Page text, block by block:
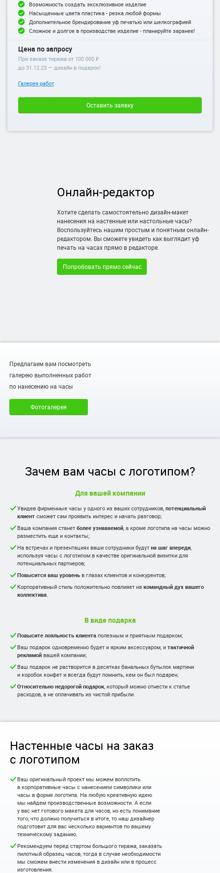
Возможность создать эксклюзивное изделие
Насыщенные цвета пластика - резка любой формы
Дополнительное брендирование уф печатью или шелкографией
Сложное и долгое в производстве изделие - планируйте заранее!
Цена по запросу
При заказе тиража от 100 000 ₽
до 31.12.23 — дизайн в подарок!
Галерея работ
Оставить заявку
Онлайн-редактор
Хотите сделать самостоятельно дизайн-макет
нанесения на настенные или настольные часы?
Воспользуйтесь нашим простым и понятным онлайн-
редактором. Вы сможете увидеть как выглядит уф
печать на часах прямо в редакторе.
Попробовать прямо сейчас
Предлагаем вам посмотреть
галерею выполненных работ
по нанесению на часы
Фотогалерея
Зачем вам часы с логотипом?
Для вашей компании
Увидев фирменные часы у одного из ваших сотрудников, потенциальный
клиент сможет сам проявить интерес и начать разговор;
Ваша компания станет более узнаваемой, а кроме логотипа на часы можно
разместить еще и контакты;
На встречах и презентациях ваши сотрудники будут на шаг впереди,
используя часы с логотипом в качестве оригинальной визитки для
потенциальных партнеров;
Повысится ваш уровень в глазах клиентов и конкурентов;
Корпоративный стиль положительно повлияет на командный дух вашего
коллектива.
В виде подарка
Повысите лояльность клиента полезным и приятным подарком;
Ваш подарок одновременно будет и ярким аксессуаром, и тактичной
рекламой вашей компании;
Ваш подарок не растворится в десятках банальных бутылок мартини
и коробок конфет и всегда будут помнить, кем он был подарен;
Относительно недорогой подарок, который можно отнести к статье
расходов, а не оплачивать из чистой прибыли.
Настенные часы на заказ
с логотипом
Ваш оригинальный проект мы можем воплотить
в корпоративные часы с нанесением символики или
часы в форме логотипа. На любую креативную идею
мы найдем производственные возможности. А если
у вас нет готового макета для часов, но есть понимание
того, что должно получиться в итоге, то наш дизайнер
подготовит для вас несколько вариантов по вашему
техническому заданию.
Рекомендуем перед стартом большого тиража, заказать
пилотный образец часов, тогда в случае необходимости
мы сможем внести изменения в дизайн или в процесс
изготовления.